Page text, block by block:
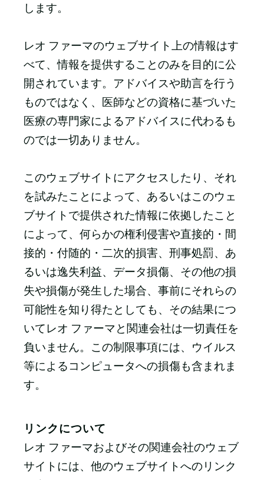
します。
レオ ファーマのウェブサイト上の情報はす
べて、情報を提供することのみを目的に公
開されています。アドバイスや助言を行う
ものではなく、医師などの資格に基づいた
医療の専門家によるアドバイスに代わるも
のでは一切ありません。
このウェブサイトにアクセスしたり、それ
を試みたことによって、あるいはこのウェ
ブサイトで提供された情報に依拠したこと
によって、何らかの権利侵害や直接的・間
接的・付随的・二次的損害、刑事処罰、あ
るいは逸失利益、データ損傷、その他の損
失や損傷が発生した場合、事前にそれらの
可能性を知り得たとしても、その結果につ
いてレオ ファーマと関連会社は一切責任を
負いません。この制限事項には、ウイルス
等によるコンピュータへの損傷も含まれま
す。
リンクについて
レオ ファーマおよびその関連会社のウェブ
サイトには、他のウェブサイトへのリンク